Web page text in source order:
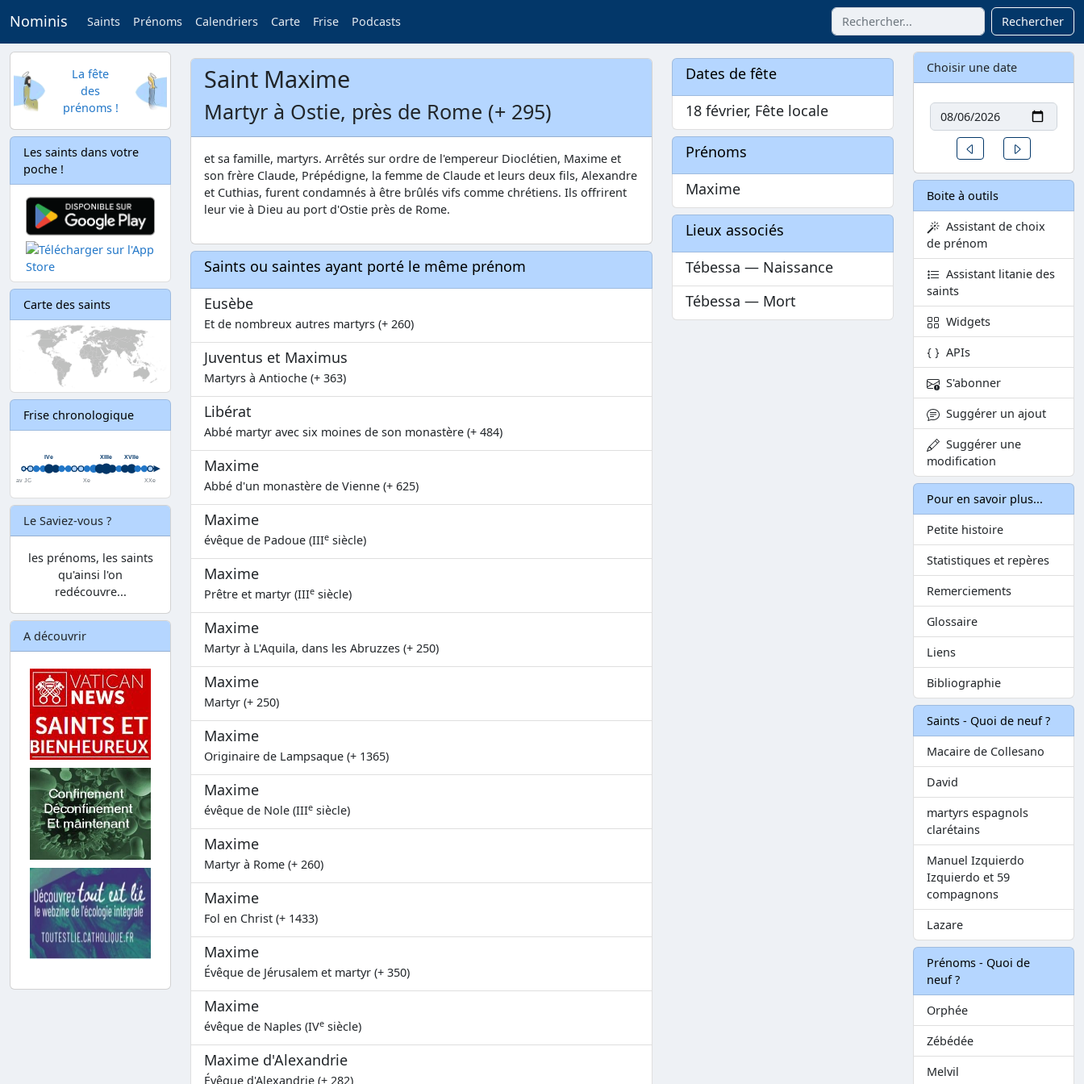
Nominis Saints Prénoms Calendriers Carte Frise Podcasts Rechercher
La fête
des
prénoms !
Les saints dans votre
poche !
Carte des saints
Frise chronologique
Le Saviez-vous ?
les prénoms, les saints
qu'ainsi l'on
redécouvre...
A découvrir
Saint Maxime
Martyr à Ostie, près de Rome (+ 295)
et sa famille, martyrs. Arrêtés sur ordre de l'empereur Dioclétien, Maxime et
son frère Claude, Prépédigne, la femme de Claude et leurs deux fils, Alexandre
et Cuthias, furent condamnés à être brûlés vifs comme chrétiens. Ils offrirent
leur vie à Dieu au port d'Ostie près de Rome.
Saints ou saintes ayant porté le même prénom
Eusèbe
Et de nombreux autres martyrs (+ 260)
Juventus et Maximus
Martyrs à Antioche (+ 363)
Libérat
Abbé martyr avec six moines de son monastère (+ 484)
Maxime
Abbé d'un monastère de Vienne (+ 625)
Maxime
évêque de Padoue (IIIe siècle)
Maxime
Prêtre et martyr (IIIe siècle)
Maxime
Martyr à L'Aquila, dans les Abruzzes (+ 250)
Maxime
Martyr (+ 250)
Maxime
Originaire de Lampsaque (+ 1365)
Maxime
évêque de Nole (IIIe siècle)
Maxime
Martyr à Rome (+ 260)
Maxime
Fol en Christ (+ 1433)
Maxime
Évêque de Jérusalem et martyr (+ 350)
Maxime
évêque de Naples (IVe siècle)
Maxime d'Alexandrie
Évêque d'Alexandrie (+ 282)
Dates de fête
18 février, Fête locale
Prénoms
Maxime
Lieux associés
Tébessa — Naissance
Tébessa — Mort
Choisir une date
Date
Un jour avant
Boite à outils
Assistant de choix
de prénom
Assistant litanie des
saints
Widgets
APIs
S'abonner
Suggérer un ajout
Suggérer une
modification
Pour en savoir plus...
Petite histoire
Statistiques et repères
Remerciements
Glossaire
Liens
Bibliographie
Saints - Quoi de neuf ?
Macaire de Collesano
David
martyrs espagnols
clarétains
Manuel Izquierdo
Izquierdo et 59
compagnons
Lazare
Prénoms - Quoi de
neuf ?
Orphée
Zébédée
Melvil